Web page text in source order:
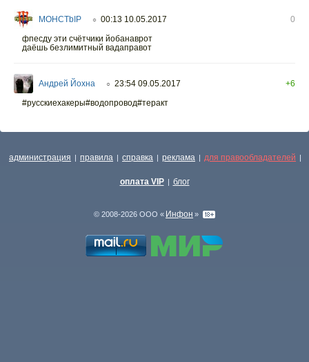
MOHCTbIP ○ 00:13 10.05.2017
0
фпесду эти счётчики йобанаврот
даёшь безлимитный вадаправот
Андрей Йохна ○ 23:54 09.05.2017
+6
#русскиехакеры#водопровод#теракт
администрация | правила | справка | реклама | для правообладателей |
оплата VIP | блог
© 2008-2026 ООО « Инфон »